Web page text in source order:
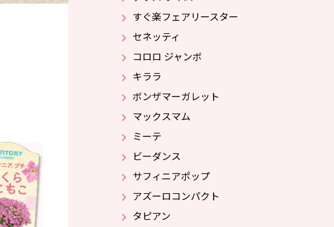
すぐ楽フェアリースター
セネッティ
コロロ ジャンボ
キララ
ボンザマーガレット
マックスマム
ミーテ
ビーダンス
サフィニアポップ
アズーロコンパクト
タピアン